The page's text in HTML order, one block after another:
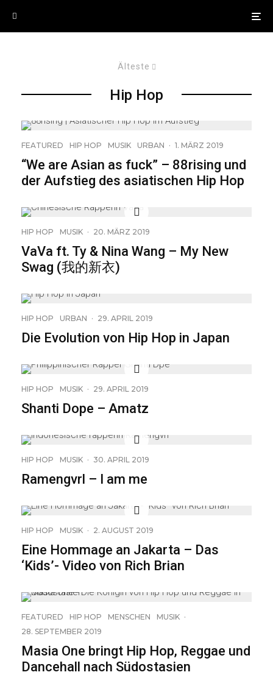
Älteste
Hip Hop
FEATURED HIP HOP MUSIK URBAN · 1. MÄRZ 2019
“We are Asian as fuck” – 88rising und
der Aufstieg des asiatischen Hip Hop
HIP HOP MUSIK · 20. MÄRZ 2019
VaVa ft. Ty & Nina Wang – My New
Swag (我的新衣)
HIP HOP URBAN · 29. APRIL 2019
Die Evolution von Hip Hop in Japan
HIP HOP MUSIK · 29. APRIL 2019
Shanti Dope – Amatz
HIP HOP MUSIK · 30. APRIL 2019
Ramengvrl – I am me
HIP HOP MUSIK · 2. AUGUST 2019
Eine Hommage an Jakarta – Das
‘Kids’- Video von Rich Brian
FEATURED HIP HOP MENSCHEN MUSIK ·
28. SEPTEMBER 2019
Masia One bringt Hip Hop, Reggae und
Dancehall nach Südostasien